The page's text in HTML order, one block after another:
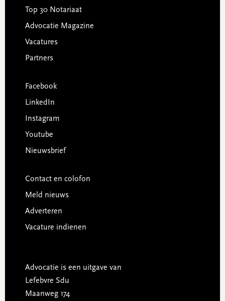
Top 30 Notariaat
Advocatie Magazine
Vacatures
Partners
Facebook
LinkedIn
Instagram
Youtube
Nieuwsbrief
Contact en colofon
Meld nieuws
Adverteren
Vacature indienen
Advocatie is een uitgave van
Lefebvre Sdu
Maanweg 174